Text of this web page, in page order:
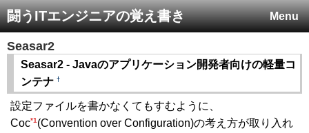
Menu
闘うITエンジニアの覚え書き
Seasar2
Seasar2 - Javaのアプリケーション開発者向けの軽量コ
ンテナ †
設定ファイルを書かなくてもすむように、
Coc*1 (Convention over Configuration)の考え方が取り入れ